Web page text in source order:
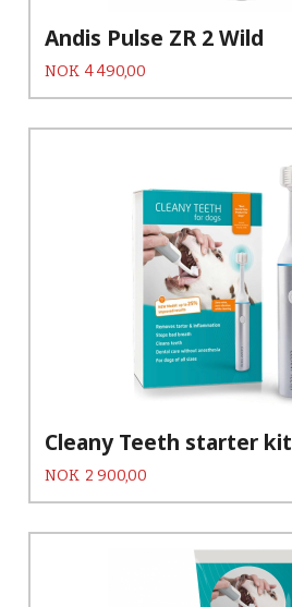
Andis Pulse ZR 2 Wild
Pris
NOK 4 490,00
Cleany Teeth starter kit
Pris
NOK 2 900,00